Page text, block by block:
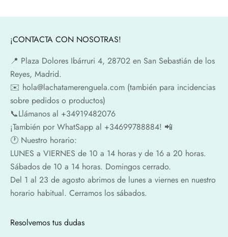
¡CONTACTA CON NOSOTRAS!
📍​ Plaza Dolores Ibárruri 4, 28702 en San Sebastián de los
Reyes, Madrid.
✉️​ hola@lachatamerenguela.com (también para incidencias
sobre pedidos o productos)
📞​​Llámanos al +34919482076
¡También por WhatSapp al +34699788884! 📲
🕐​ Nuestro horario:
LUNES a VIERNES de 10 a 14 horas y de 16 a 20 horas.
Sábados de 10 a 14 horas. Domingos cerrado.
Del 1 al 23 de agosto abrimos de lunes a viernes en nuestro
horario habitual. Cerramos los sábados.
Resolvemos tus dudas